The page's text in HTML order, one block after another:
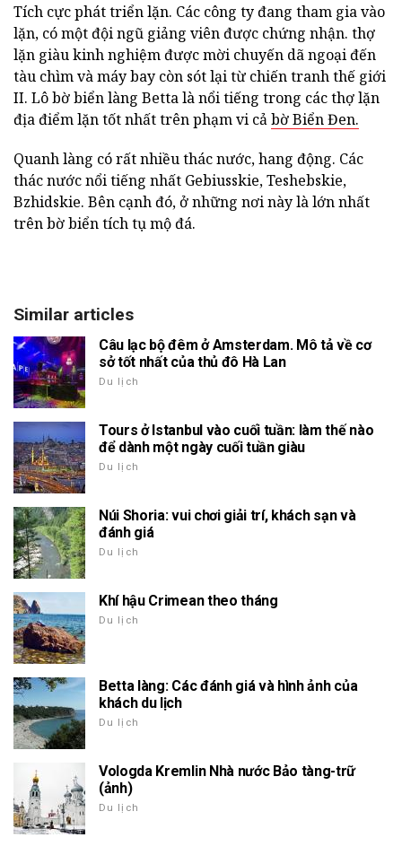
Tích cực phát triển lặn. Các công ty đang tham gia vào
lặn, có một đội ngũ giảng viên được chứng nhận. thợ
lặn giàu kinh nghiệm được mời chuyến dã ngoại đến
tàu chìm và máy bay còn sót lại từ chiến tranh thế giới
II. Lô bờ biển làng Betta là nổi tiếng trong các thợ lặn
địa điểm lặn tốt nhất trên phạm vi cảbờ Biển Đen.
Quanh làng có rất nhiều thác nước, hang động. Các
thác nước nổi tiếng nhất Gebiusskie, Teshebskie,
Bzhidskie. Bên cạnh đó, ở những nơi này là lớn nhất
trên bờ biển tích tụ mộ đá.
Similar articles
Câu lạc bộ đêm ở Amsterdam. Mô tả về cơ
sở tốt nhất của thủ đô Hà Lan
Du lịch
Tours ở Istanbul vào cuối tuần: làm thế nào
để dành một ngày cuối tuần giàu
Du lịch
Núi Shoria: vui chơi giải trí, khách sạn và
đánh giá
Du lịch
Khí hậu Crimean theo tháng
Du lịch
Betta làng: Các đánh giá và hình ảnh của
khách du lịch
Du lịch
Vologda Kremlin Nhà nước Bảo tàng-trữ
(ảnh)
Du lịch